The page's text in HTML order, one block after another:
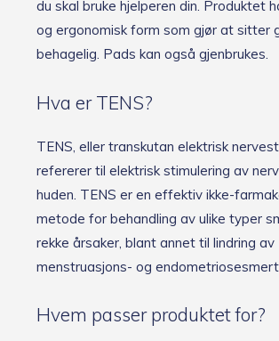
du skal bruke hjelperen din. Produktet
og ergonomisk form som gjør at sitter
behagelig. Pads kan også gjenbrukes.
Hva er TENS?
TENS, eller transkutan elektrisk
refererer til elektrisk stimulering av
huden. TENS er en effektiv ikke-
metode for behandling av ulike typer
rekke årsaker, blant annet til lindring av
menstruasjons- og
Hvem passer produktet for?